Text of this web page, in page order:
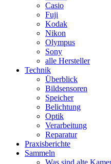
Casio
Fuji
Kodak
Nikon
Olympus
Sony
alle Hersteller
Technik
Überblick
Bildsensoren
Speicher
Belichtung
Optik
Verarbeitung
Reparatur
Praxisberichte
Sammeln
Was sind alte